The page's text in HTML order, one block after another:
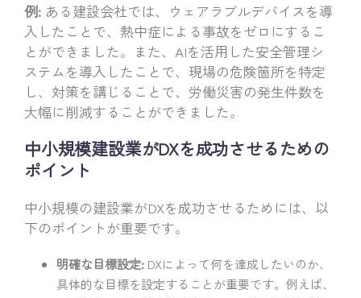
例: ある建設会社では、ウェアラブルデバイスを導
入したことで、熱中症による事故をゼロにするこ
とができました。また、AIを活用した安全管理シ
ステムを導入したことで、現場の危険箇所を特定
し、対策を講じることで、労働災害の発生件数を
大幅に削減することができました。
中小規模建設業がDXを成功させるための
ポイント
中小規模の建設業がDXを成功させるためには、以
下のポイントが重要です。
明確な目標設定: DXによって何を達成したいのか、
具体的な目標を設定することが重要です。例えば、